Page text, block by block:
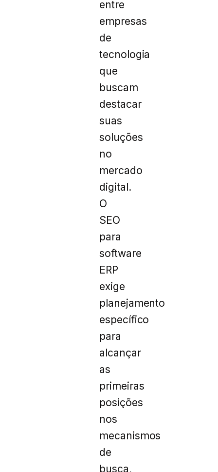
entre
empresas
de
tecnologia
que
buscam
destacar
suas
soluções
no
mercado
digital.
O
SEO
para
software
ERP
exige
planejamento
específico
para
alcançar
as
primeiras
posições
nos
mecanismos
de
busca,